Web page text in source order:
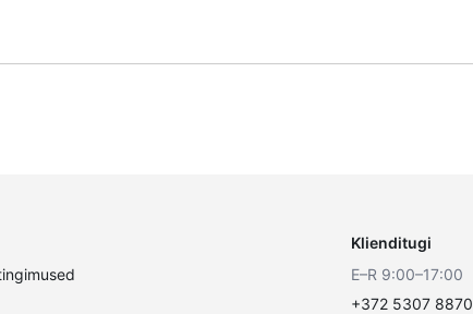
Klienditugi
E–R 9:00–17:00
+372 5307 8870